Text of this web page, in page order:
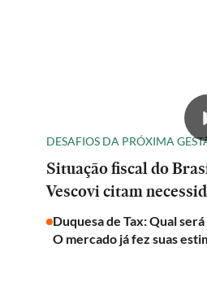
DESAFIOS DA PRÓXIMA
Situação fiscal do
Vescovi citam
Duquesa de Tax: Qual
O mercado já fez suas